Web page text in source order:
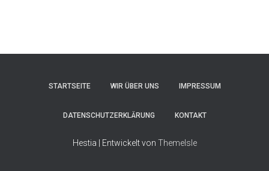
STARTSEITE WIR ÜBER UNS IMPRESSUM
DATENSCHUTZERKLÄRUNG KONTAKT
Hestia | Entwickelt von ThemeIsle